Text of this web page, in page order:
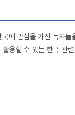
관심을 가진 독자들
용할 수 있는 한국 관